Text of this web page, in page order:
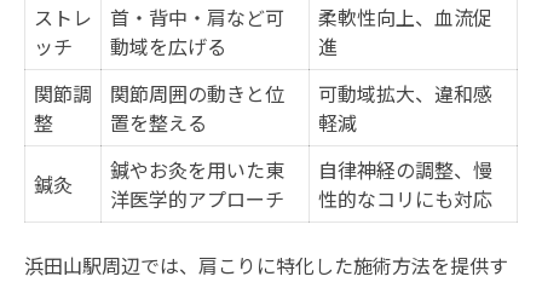
ストレ
ッチ
首・背中・肩など可
動域を広げる
柔軟性向上、血流促
進
関節調
整
関節周囲の動きと位
置を整える
可動域拡大、違和感
軽減
鍼灸
鍼やお灸を用いた東
洋医学的アプローチ
自律神経の調整、慢
性的なコリにも対応
浜田山駅周辺では、肩こりに特化した施術方法を提供す